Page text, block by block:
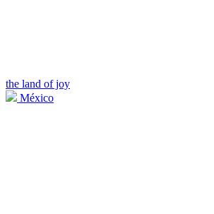
the land of joy
México